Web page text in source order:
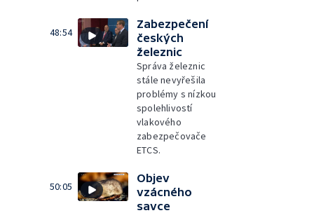
48:54
Zabezpečení
českých
železnic
Správa železnic
stále nevyřešila
problémy s nízkou
spolehlivostí
vlakového
zabezpečovače
ETCS.
50:05
Objev
vzácného
savce